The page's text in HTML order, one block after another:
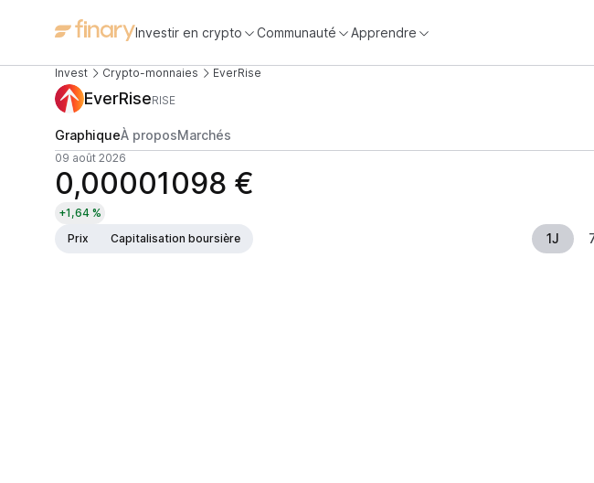
Investir en crypto Communauté Apprendre
Invest Crypto-monnaies EverRise
EverRiseRISE
GraphiqueÀ proposMarchés
09 août 2026
0,00001098 €
+1,64 %
Prix
Capitalisation boursière 1J